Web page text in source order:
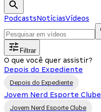
PodcastsNotíciasVídeos
Filtrar
O que você quer assistir?
Depois do Expediente
Depois do Expediente
Jovem Nerd Esporte Clube
Jovem Nerd Esporte Clube